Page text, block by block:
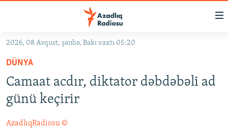
Əsas
qayıt
Əsas
naviqasiyaya
qayıt
Axtarışa
KORRUPSIOMETR
#ƏSLINDƏ
2026, 08 Avqust, şənbə, Bakı vaxtı 05:20
DÜNYA
Camaat acdır, diktator dəbdəbəli ad
günü keçirir
AzadlıqRadiosu ©